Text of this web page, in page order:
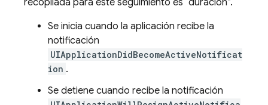
recopilada para este seguimiento es “duración”.
Se inicia cuando la aplicación recibe la
notificación
UIApplicationDidBecomeActiveNotificat
ion .
Se detiene cuando recibe la notificación